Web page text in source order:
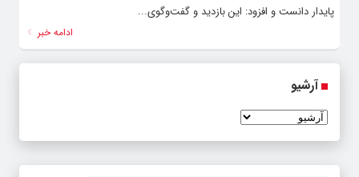
پایدار دانست و افزود: این بازدید و گفت‌وگوی...
ادامه خبر
آرشیو